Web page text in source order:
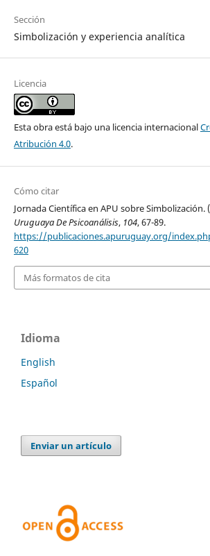
Sección
Simbolización y experiencia analítica
Licencia
Esta obra está bajo una licencia internacional
Atribución 4.0.
Cómo citar
Jornada Científica en APU sobre Simbolización.
Uruguaya De Psicoanálisis, 104, 67-89.
https://publicaciones.apuruguay.org/
620
Más formatos de cita
Idioma
English
Español
Enviar un artículo